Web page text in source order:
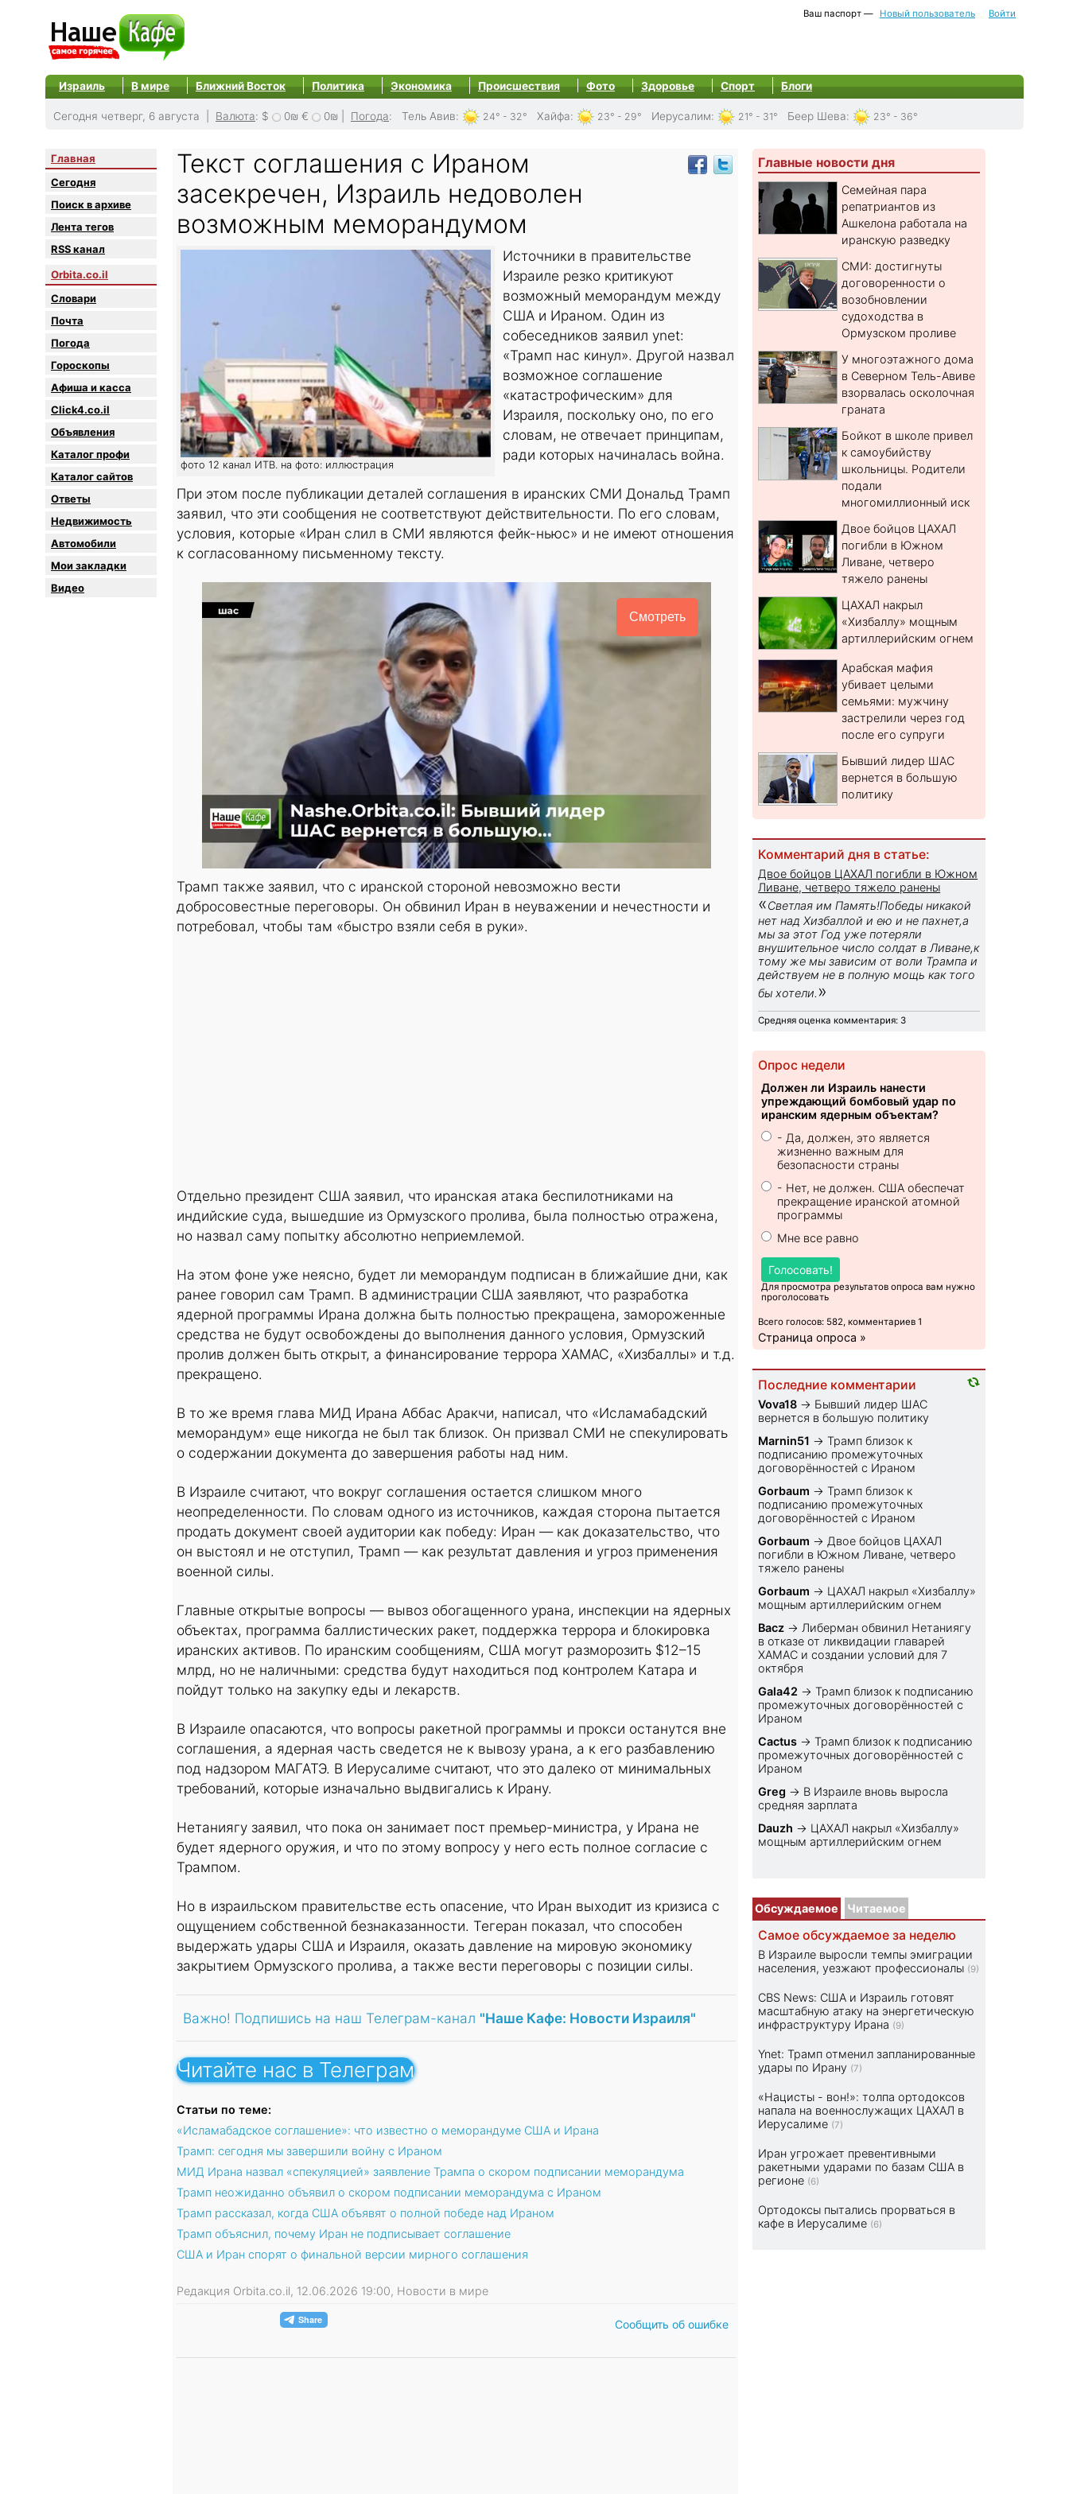
Ваш паспорт — Новый пользователь Войти
Израиль В мире Ближний Восток Политика Экономика Происшествия Фото Здоровье Спорт Блоги
Сегодня четверг, 6 августа | Валюта: $ 0₪ € 0₪ Погода: Тель Авив: 24° - 32° Хайфа: 23° - 29° Иерусалим: 21° - 31° Беер Шева: 23° - 36°
Главная
Сегодня
Поиск в архиве
Лента тегов
RSS канал
Orbita.co.il
Словари
Почта
Погода
Гороскопы
Афиша и касса
Click4.co.il
Объявления
Каталог профи
Каталог сайтов
Oтветы
Недвижимость
Автомобили
Мои закладки
Видео
Текст соглашения с Ираном
засекречен, Израиль недоволен
возможным меморандумом
фото 12 канал ИТВ. на фото: иллюстрация
Источники в правительстве
Израиле резко критикуют
возможный меморандум между
США и Ираном. Один из
собеседников заявил ynet:
«Трамп нас кинул». Другой назвал
возможное соглашение
«катастрофическим» для
Израиля, поскольку оно, по его
словам, не отвечает принципам,
ради которых начиналась война.
При этом после публикации деталей соглашения в иранских СМИ Дональд Трамп
заявил, что эти сообщения не соответствуют действительности. По его словам,
условия, которые «Иран слил в СМИ являются фейк-ньюс» и не имеют отношения
к согласованному письменному тексту.
Смотреть
Трамп также заявил, что с иранской стороной невозможно вести
добросовестные переговоры. Он обвинил Иран в неуважении и нечестности и
потребовал, чтобы там «быстро взяли себя в руки».
Отдельно президент США заявил, что иранская атака беспилотниками на
индийские суда, вышедшие из Ормузского пролива, была полностью отражена,
но назвал саму попытку абсолютно неприемлемой.
На этом фоне уже неясно, будет ли меморандум подписан в ближайшие дни, как
ранее говорил сам Трамп. В администрации США заявляют, что разработка
ядерной программы Ирана должна быть полностью прекращена, замороженные
средства не будут освобождены до выполнения данного условия, Ормузский
пролив должен быть открыт, а финансирование террора ХАМАС, «Хизбаллы» и т.д.
прекращено.
В то же время глава МИД Ирана Аббас Аракчи, написал, что «Исламабадский
меморандум» еще никогда не был так близок. Он призвал СМИ не спекулировать
о содержании документа до завершения работы над ним.
В Израиле считают, что вокруг соглашения остается слишком много
неопределенности. По словам одного из источников, каждая сторона пытается
продать документ своей аудитории как победу: Иран — как доказательство, что
он выстоял и не отступил, Трамп — как результат давления и угроз применения
военной силы.
Главные открытые вопросы — вывоз обогащенного урана, инспекции на ядерных
объектах, программа баллистических ракет, поддержка террора и блокировка
иранских активов. По иранским сообщениям, США могут разморозить $12–15
млрд, но не наличными: средства будут находиться под контролем Катара и
пойдут только на закупку еды и лекарств.
В Израиле опасаются, что вопросы ракетной программы и прокси останутся вне
соглашения, а ядерная часть сведется не к вывозу урана, а к его разбавлению
под надзором МАГАТЭ. В Иерусалиме считают, что это далеко от минимальных
требований, которые изначально выдвигались к Ирану.
Нетаниягу заявил, что пока он занимает пост премьер-министра, у Ирана не
будет ядерного оружия, и что по этому вопросу у него есть полное согласие с
Трампом.
Но в израильском правительстве есть опасение, что Иран выходит из кризиса с
ощущением собственной безнаказанности. Тегеран показал, что способен
выдержать удары США и Израиля, оказать давление на мировую экономику
закрытием Ормузского пролива, а также вести переговоры с позиции силы.
Важно! Подпишись на наш Телеграм-канал "Наше Кафе: Новости Израиля"
Читайте нас в Телеграм
Статьи по теме:
«Исламабадское соглашение»: что известно о меморандуме США и Ирана
Трамп: сегодня мы завершили войну с Ираном
МИД Ирана назвал «спекуляцией» заявление Трампа о скором подписании меморандума
Трамп неожиданно объявил о скором подписании меморандума с Ираном
Трамп рассказал, когда США объявят о полной победе над Ираном
Трамп объяснил, почему Иран не подписывает соглашение
США и Иран спорят о финальной версии мирного соглашения
Редакция Orbita.co.il, 12.06.2026 19:00, Новости в мире
Сообщить об ошибке
Главные новости дня
Семейная пара
репатриантов из
Ашкелона работала на
иранскую разведку
СМИ: достигнуты
договоренности о
возобновлении
судоходства в
Ормузском проливе
У многоэтажного дома
в Северном Тель-Авиве
взорвалась осколочная
граната
Бойкот в школе привел
к самоубийству
школьницы. Родители
подали
многомиллионный иск
Двое бойцов ЦАХАЛ
погибли в Южном
Ливане, четверо
тяжело ранены
ЦАХАЛ накрыл
«Хизбаллу» мощным
артиллерийским огнем
Арабская мафия
убивает целыми
семьями: мужчину
застрелили через год
после его супруги
Бывший лидер ШАС
вернется в большую
политику
Комментарий дня в статье:
Двое бойцов ЦАХАЛ погибли в Южном
Ливане, четверо тяжело ранены
«Светлая им Память!Победы никакой
нет над Хизбаллой и ею и не пахнет,а
мы за этот Год уже потеряли
внушительное число солдат в Ливане,к
тому же мы зависим от воли Трампа и
действуем не в полную мощь как того
бы хотели. »
Средняя оценка комментария: 3
Опрос недели
Должен ли Израиль нанести
упреждающий бомбовый удар по
иранским ядерным объектам?
- Да, должен, это является
жизненно важным для
безопасности страны
- Нет, не должен. США обеспечат
прекращение иранской атомной
программы
Мне все равно
Голосовать!
Для просмотра результатов опроса вам нужно
проголосовать
Всего голосов: 582, комментариев 1
Страница опроса »
Последние комментарии
Vova18 → Бывший лидер ШАС
вернется в большую политику
Marnin51 →Трамп близок к
подписанию промежуточных
договорённостей с Ираном
Gorbaum →Трамп близок к
подписанию промежуточных
договорённостей с Ираном
Gorbaum → Двое бойцов ЦАХАЛ
погибли в Южном Ливане, четверо
тяжело ранены
Gorbaum → ЦАХАЛ накрыл «Хизбаллу»
мощным артиллерийским огнем
Bacz → Либерман обвинил Нетаниягу
в отказе от ликвидации главарей
ХАМАС и создании условий для 7
октября
Gala42 →Трамп близок к подписанию
промежуточных договорённостей с
Ираном
Cactus →Трамп близок к подписанию
промежуточных договорённостей с
Ираном
Greg → В Израиле вновь выросла
средняя зарплата
Dauzh → ЦАХАЛ накрыл «Хизбаллу»
мощным артиллерийским огнем
Обсуждаемое Читаемое
Самое обсуждаемое за неделю
В Израиле выросли темпы эмиграции
населения, уезжают профессионалы (9)
CBS News: США и Израиль готовят
масштабную атаку на энергетическую
инфраструктуру Ирана (9)
Ynet: Трамп отменил запланированные
удары по Ирану (7)
«Нацисты - вон!»: толпа ортодоксов
напала на военнослужащих ЦАХАЛ в
Иерусалиме (7)
Иран угрожает превентивными
ракетными ударами по базам США в
регионе (6)
Ортодоксы пытались прорваться в
кафе в Иерусалиме (6)